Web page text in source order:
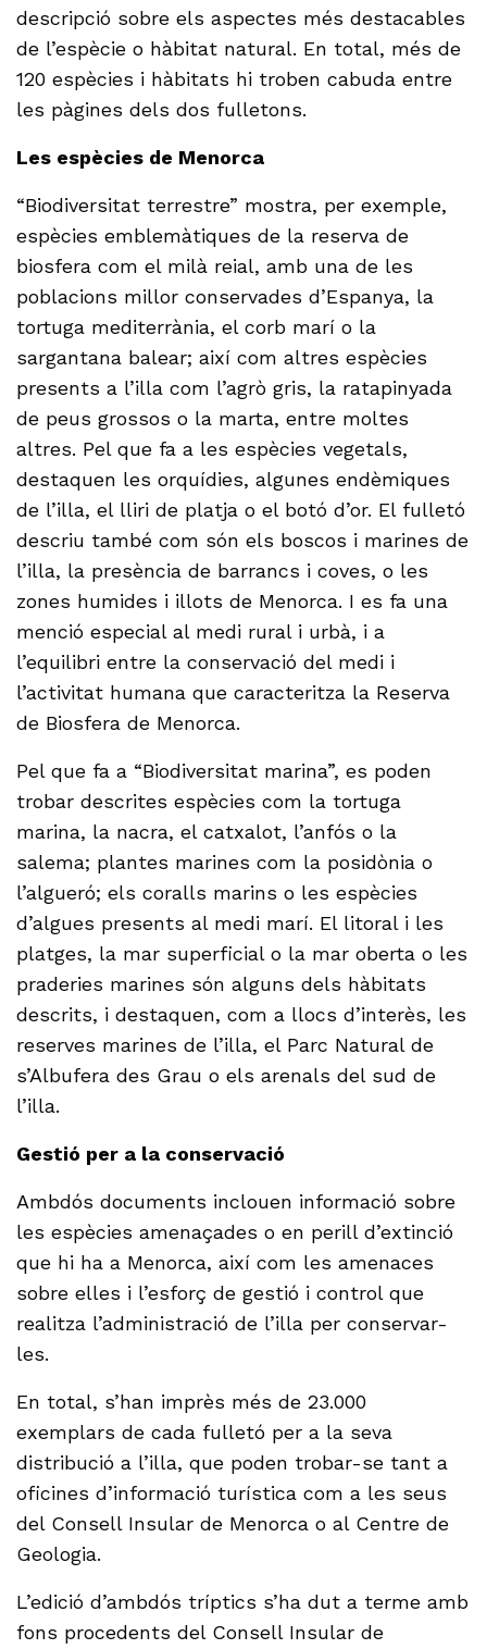
descripció sobre els aspectes més destacables
de l’espècie o hàbitat natural. En total, més de
120 espècies i hàbitats hi troben cabuda entre
les pàgines dels dos fulletons.
Les espècies de Menorca
“Biodiversitat terrestre” mostra, per exemple,
espècies emblemàtiques de la reserva de
biosfera com el milà reial, amb una de les
poblacions millor conservades d’Espanya, la
tortuga mediterrània, el corb marí o la
sargantana balear; així com altres espècies
presents a l’illa com l’agrò gris, la ratapinyada
de peus grossos o la marta, entre moltes
altres. Pel que fa a les espècies vegetals,
destaquen les orquídies, algunes endèmiques
de l’illa, el lliri de platja o el botó d’or. El fulletó
descriu també com són els boscos i marines de
l’illa, la presència de barrancs i coves, o les
zones humides i illots de Menorca. I es fa una
menció especial al medi rural i urbà, i a
l’equilibri entre la conservació del medi i
l’activitat humana que caracteritza la Reserva
de Biosfera de Menorca.
Pel que fa a “Biodiversitat marina”, es poden
trobar descrites espècies com la tortuga
marina, la nacra, el catxalot, l’anfós o la
salema; plantes marines com la posidònia o
l’algueró; els coralls marins o les espècies
d’algues presents al medi marí. El litoral i les
platges, la mar superficial o la mar oberta o les
praderies marines són alguns dels hàbitats
descrits, i destaquen, com a llocs d’interès, les
reserves marines de l’illa, el Parc Natural de
s’Albufera des Grau o els arenals del sud de
l’illa.
Gestió per a la conservació
Ambdós documents inclouen informació sobre
les espècies amenaçades o en perill d’extinció
que hi ha a Menorca, així com les amenaces
sobre elles i l’esforç de gestió i control que
realitza l’administració de l’illa per conservar-
les.
En total, s’han imprès més de 23.000
exemplars de cada fulletó per a la seva
distribució a l’illa, que poden trobar-se tant a
oficines d’informació turística com a les seus
del Consell Insular de Menorca o al Centre de
Geologia.
L’edició d’ambdós tríptics s’ha dut a terme amb
fons procedents del Consell Insular de